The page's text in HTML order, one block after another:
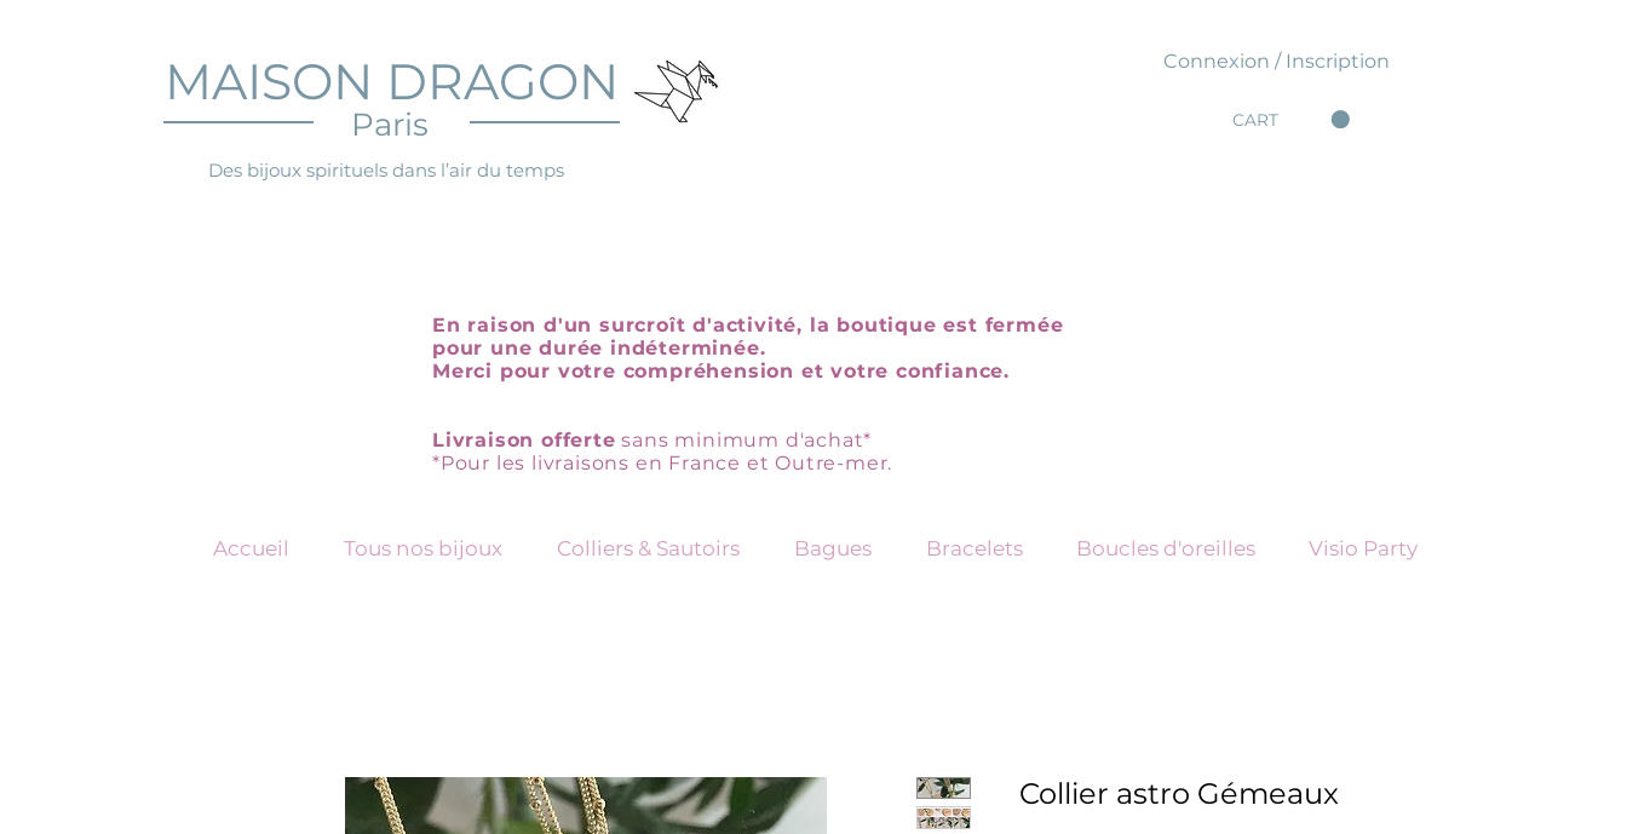
Paris
MAISON DRAGON
Des bijoux spirituels dans l’air du temps
Connexion / Inscription
CART
En raison d'un surcroît d'activité, la boutique est fermée
pour une durée indéterminée.
Merci pour votre compréhension et votre confiance.
Livraison offerte sans minimum d'achat*
*Pour les livraisons en France et Outre-mer.
Accueil Tous nos bijoux Colliers & Sautoirs Bagues Bracelets Boucles d'oreilles Visio Party
Collier astro Gémeaux